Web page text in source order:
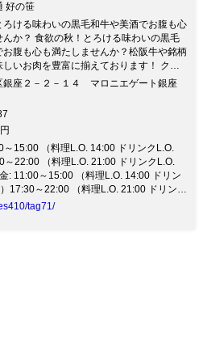
好の笹
ろける味わいの黒毛和牛や美酒でお腹も心
んか？ 食欲の秋！とろける味わいの黒毛
お腹も心も満たしませんか？松阪牛や銘柄
しいお肉を豊富に揃えております！ クラ
本酒とともにほっこり幸せ時間を過ごし
型コロナウイルス感染予防対策を徹底し
申し付けくださいませ。 当面の間は営
せて頂きますがご理解賜りたく存じま
：00～15：00 (Lo 14：00)※土日祝日は
ン ディナー 17：30～22：00 (Lo 21：
詳細は以下をご覧下さい
yoshinosasa/ 今後ともご愛顧賜
い申し上げます
銀座２－２－１４ マロニエゲート銀座
～15:00 （料理L.O. 14:00 ドリンクL.O.
～22:00 （料理L.O. 21:00 ドリンクL.O.
: 11:00～15:00 （料理L.O. 14:00 ドリン
17:30～22:00 （料理L.O. 21:00 ドリンク
、日、祝日、祝前日: 11:30～15:00 （料
tag71/